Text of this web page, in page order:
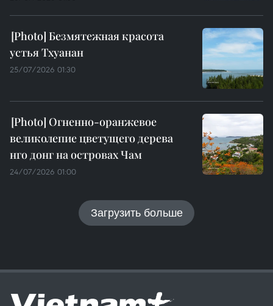
Безмятежная красота
устья Тхуанан
25/07/2026 01:30
Огненно-оранжевое
великолепие цветущего дерева
нго донг на островах Чам
24/07/2026 01:00
Загрузить больше